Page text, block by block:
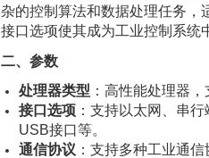
杂的控制算法和数据处理任务，
接口选项使其成为工业控制系统
二、参数
处理器类型 ：高性能处理器
接口选项 ：支持以太网、串
USB接口等。
通信协议 ：支持多种工业通